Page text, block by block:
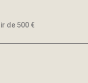
de 500 €